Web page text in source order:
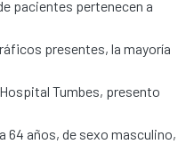
pacientes pertenecen a
presentes, la mayoría
Tumbes, presento
64 años, de sexo masculino,